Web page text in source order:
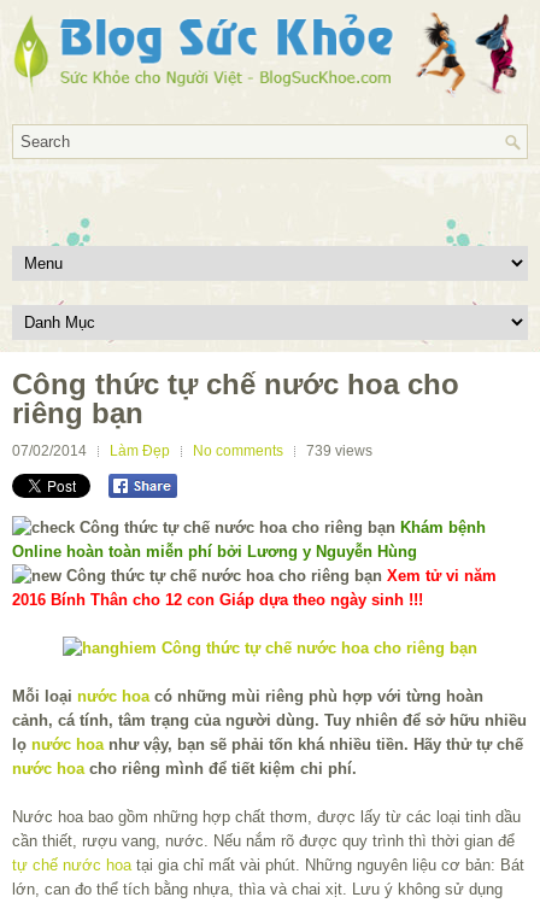
Công thức tự chế nước hoa cho
riêng bạn
07/02/2014 Làm Đẹp No comments 739 views
Khám bệnh
Online hoàn toàn miễn phí bởi Lương y Nguyễn Hùng
Xem tử vi năm
2016 Bính Thân cho 12 con Giáp dựa theo ngày sinh !!!
Mỗi loại nước hoacó những mùi riêng phù hợp với từng hoàn
cảnh, cá tính, tâm trạng của người dùng. Tuy nhiên để sở hữu nhiều
lọ nước hoanhư vậy, bạn sẽ phải tốn khá nhiều tiền. Hãy thử tự chế
nước hoacho riêng mình để tiết kiệm chi phí.
Nước hoa bao gồm những hợp chất thơm, được lấy từ các loại tinh dầu
cần thiết, rượu vang, nước. Nếu nắm rõ được quy trình thì thời gian để
tự chế nước hoatại gia chỉ mất vài phút. Những nguyên liệu cơ bản: Bát
lớn, can đo thể tích bằng nhựa, thìa và chai xịt. Lưu ý không sử dụng